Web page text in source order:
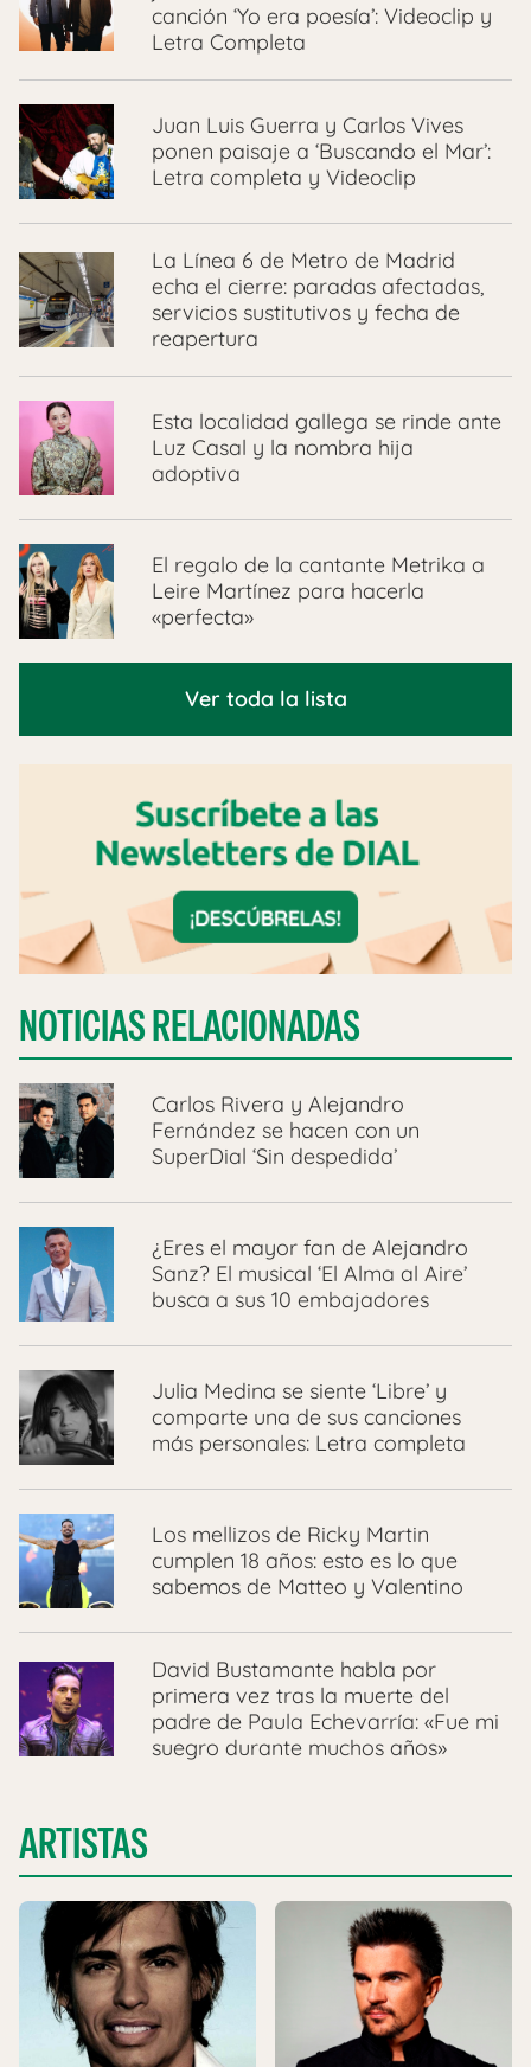
canción ‘Yo era poesía’: Videoclip y
Letra Completa
Juan Luis Guerra y Carlos Vives
ponen paisaje a ‘Buscando el Mar’:
Letra completa y Videoclip
La Línea 6 de Metro de Madrid
echa el cierre: paradas afectadas,
servicios sustitutivos y fecha de
reapertura
Esta localidad gallega se rinde ante
Luz Casal y la nombra hija
adoptiva
El regalo de la cantante Metrika a
Leire Martínez para hacerla
«perfecta»
Ver toda la lista
NOTICIAS RELACIONADAS
Carlos Rivera y Alejandro
Fernández se hacen con un
SuperDial ‘Sin despedida’
¿Eres el mayor fan de Alejandro
Sanz? El musical ‘El Alma al Aire’
busca a sus 10 embajadores
Julia Medina se siente ‘Libre’ y
comparte una de sus canciones
más personales: Letra completa
Los mellizos de Ricky Martin
cumplen 18 años: esto es lo que
sabemos de Matteo y Valentino
David Bustamante habla por
primera vez tras la muerte del
padre de Paula Echevarría: «Fue mi
suegro durante muchos años»
ARTISTAS